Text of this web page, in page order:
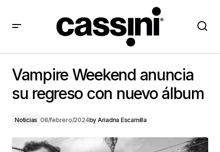
Vampire Weekend anuncia
su regreso con nuevo álbum
Noticias 08/febrero/2024by Ariadna Escamilla